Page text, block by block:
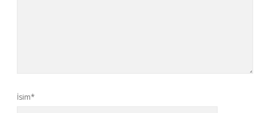
İsim*